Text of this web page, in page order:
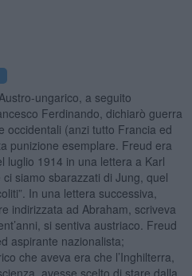
ungarico, a seguito
Ferdinando, dichiarò guerra
occidentali (anzi tutto Francia ed
punizione esemplare. Freud era
luglio 1914 in una lettera a Karl
siamo sbarazzati di Jung, quel
In una lettera successiva,
indirizzata ad Abraham, scriveva
si sentiva austriaco. Freud
aspirante nazionalista;
che aveva era che l’Inghilterra,
avesse scelto di stare dalla